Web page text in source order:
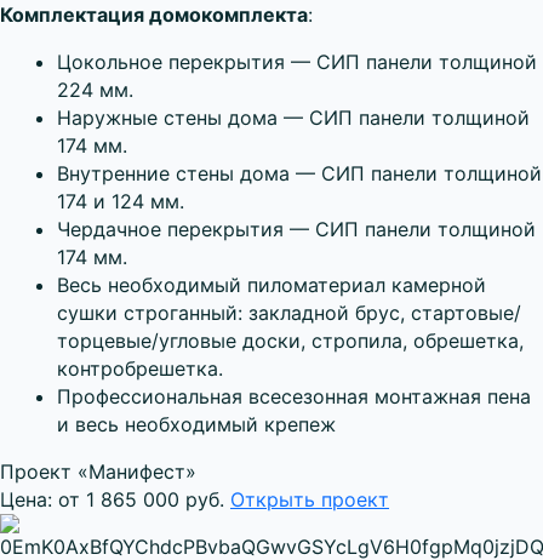
Комплектация домокомплекта:
Цокольное перекрытия — СИП панели толщиной
224 мм.
Наружные стены дома — СИП панели толщиной
174 мм.
Внутренние стены дома — СИП панели толщиной
174 и 124 мм.
Чердачное перекрытия — СИП панели толщиной
174 мм.
Весь необходимый пиломатериал камерной
сушки строганный: закладной брус, стартовые/
торцевые/угловые доски, стропила, обрешетка,
контробрешетка.
Профессиональная всесезонная монтажная пена
и весь необходимый крепеж
Проект «Манифест»
Цена: от 1 865 000 руб. Открыть проект